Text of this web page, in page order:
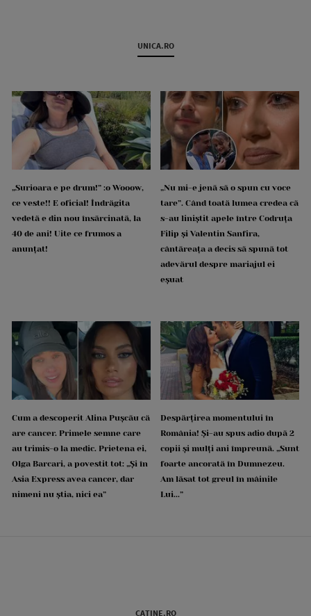
UNICA.RO
„Surioara e pe drum!” :o Wooow,
ce veste!! E oficial! Îndrăgita
vedetă e din nou însărcinată, la
40 de ani! Uite ce frumos a
anunțat!
„Nu mi-e jenă să o spun cu voce
tare”. Când toată lumea credea că
s-au liniștit apele între Codruța
Filip și Valentin Sanfira,
cântăreața a decis să spună tot
adevărul despre mariajul ei
eșuat
Cum a descoperit Alina Pușcău că
are cancer. Primele semne care
au trimis-o la medic. Prietena ei,
Olga Barcari, a povestit tot: „Și în
Asia Express avea cancer, dar
nimeni nu știa, nici ea”
Despărțirea momentului în
România! Și-au spus adio după 2
copii și mulți ani împreună. „Sunt
foarte ancorată în Dumnezeu.
Am lăsat tot greul în mâinile
Lui...”
CATINE.RO